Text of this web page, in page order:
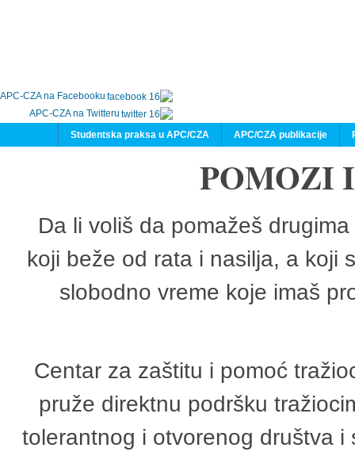
APC-CZA na Facebooku
APC-CZA na Twitteru
APC/CZA publikacije
Studentska praksa u APC/CZA
POMOZI
Da li voliš da pomažeš
koji beže od rata i nasilja, a koji
slobodno vreme koje imaš
Centar za zaštitu i pomoć
pruže direktnu podršku
tolerantnog i otvorenog društva